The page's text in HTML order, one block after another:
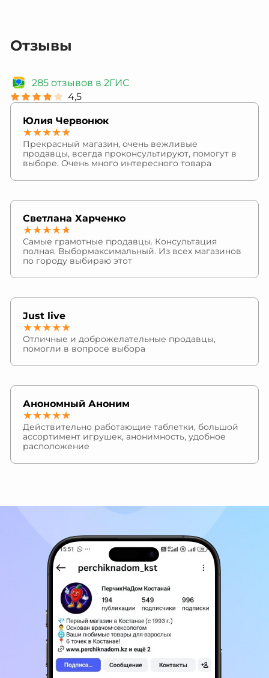
Отзывы
285 отзывов в 2ГИС
4,5
Юлия Червонюк
★★★★★
Прекрасный магазин, очень вежливые
продавцы, всегда проконсультируют, помогут в
выборе. Очень много интересного товара
Светлана Харченко
★★★★★
Самые грамотные продавцы. Консультация
полная. Выбормаксимальный. Из всех магазинов
по городу выбираю этот
Just live
★★★★★
Отличные и доброжелательные продавцы,
помогли в вопросе выбора
Анономный Аноним
★★★★★
Действительно работающие таблетки, большой
ассортимент игрушек, анонимность, удобное
расположение